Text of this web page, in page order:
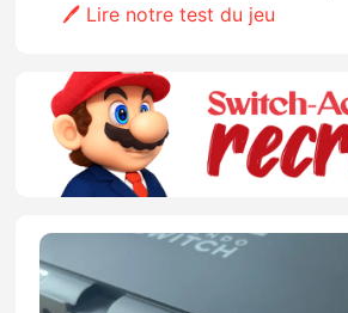
🖊️ Lire notre test du jeu